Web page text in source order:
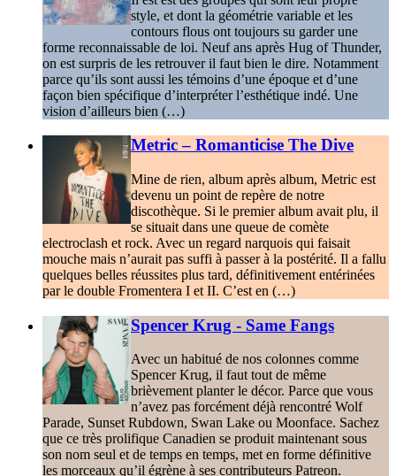
style, et dont la géométrie variable et les
contours flous ont toujours su garder une
forme reconnaissable de loi. Neuf ans après Hug of Thunder,
on est surpris de les retrouver il faut bien le dire. Notamment
parce qu’ils sont aussi les témoins d’une époque et d’une
façon bien spécifique d’interpréter l’esthétique indé. Une
vision d’ailleurs bien (…)
Metric – Romanticise The Dive
Mine de rien, album après album, Metric est
devenu un point de repère de notre
discothèque. Si le premier album avait plu, il
se situait dans une queue de comète
electroclash et rock. Avec un regard narquois qui faisait
mouche mais n’aurait pas suffi à passer à la postérité. Il a fallu
quelques belles réussites plus tard, définitivement entérinées
par le double Fromentera I et II. C’est en (…)
Spencer Krug - Same Fangs
Avec un habitué de nos colonnes comme
Spencer Krug, il faut tout de même
brièvement planter le décor. Parce que vous
n’avez pas forcément déjà rencontré Wolf
Parade, Sunset Rubdown, Swan Lake ou Moonface. Sachez
que ce très prolifique Canadien se produit maintenant sous
son nom seul et de temps en temps, met en forme définitive
les morceaux qu’il égrène à ses contributeurs Patreon.